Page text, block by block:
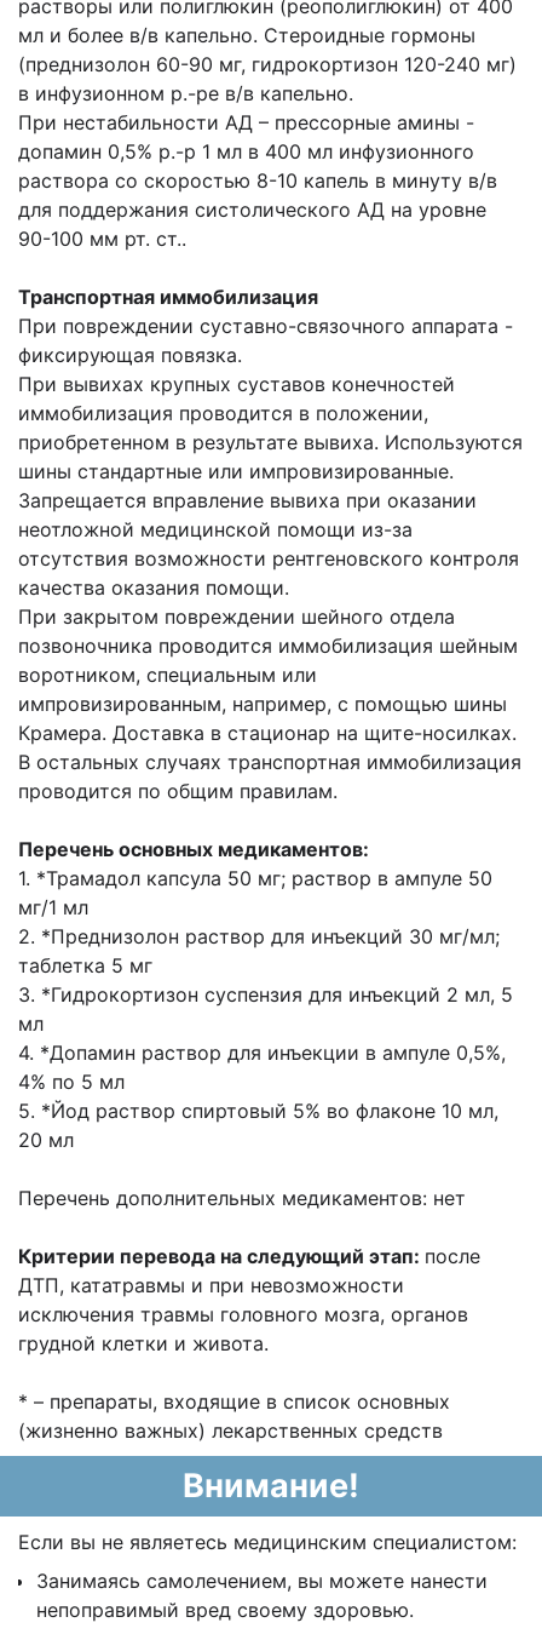
растворы или полиглюкин (реополиглюкин) от 400
мл и более в/в капельно. Стероидные гормоны
(преднизолон 60-90 мг, гидрокортизон 120-240 мг)
в инфузионном р.-ре в/в капельно.
При нестабильности АД – прессорные амины -
допамин 0,5% р.-р 1 мл в 400 мл инфузионного
раствора со скоростью 8-10 капель в минуту в/в
для поддержания систолического АД на уровне
90-100 мм рт. ст..
Транспортная иммобилизация
При повреждении суставно-связочного аппарата -
фиксирующая повязка.
При вывихах крупных суставов конечностей
иммобилизация проводится в положении,
приобретенном в результате вывиха. Используются
шины стандартные или импровизированные.
Запрещается вправление вывиха при оказании
неотложной медицинской помощи из-за
отсутствия возможности рентгеновского контроля
качества оказания помощи.
При закрытом повреждении шейного отдела
позвоночника проводится иммобилизация шейным
воротником, специальным или
импровизированным, например, с помощью шины
Крамера. Доставка в стационар на щите-носилках.
В остальных случаях транспортная иммобилизация
проводится по общим правилам.
Перечень основных медикаментов:
1. *Трамадол капсула 50 мг; раствор в ампуле 50
мг/1 мл
2. *Преднизолон раствор для инъекций 30 мг/мл;
таблетка 5 мг
3. *Гидрокортизон суспензия для инъекций 2 мл, 5
мл
4. *Допамин раствор для инъекции в ампуле 0,5%,
4% по 5 мл
5. *Йод раствор спиртовый 5% во флаконе 10 мл,
20 мл
Перечень дополнительных медикаментов: нет
Критерии перевода на следующий этап: после
ДТП, кататравмы и при невозможности
исключения травмы головного мозга, органов
грудной клетки и живота.
* – препараты, входящие в список основных
(жизненно важных) лекарственных средств
Внимание!
Если вы не являетесь медицинским специалистом:
Занимаясь самолечением, вы можете нанести
непоправимый вред своему здоровью.